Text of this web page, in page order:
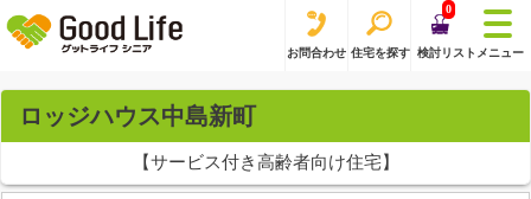
お問合わせ 住宅を探す
0
検討リスト メニュー
ロッジハウス中島新町
【サービス付き高齢者向け住宅】